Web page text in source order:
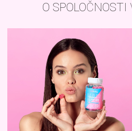
O SPOLOČNOSTI